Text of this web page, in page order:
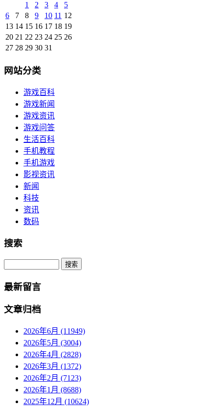
1 2 3 4
5
6
7 8 9 10 11 12
13 14 15 16 17 18 19
20 21 22 23 24 25 26
27 28 29 30 31
网站分类
游戏百科
游戏新闻
游戏资讯
游戏问答
生活百科
手机教程
手机游戏
影视资讯
新闻
科技
资讯
数码
搜索
Search
最新留言
文章归档
2026年6月 (11949)
2026年5月 (3004)
2026年4月 (2828)
2026年3月 (1372)
2026年2月 (7123)
2026年1月 (8688)
2025年12月 (10624)